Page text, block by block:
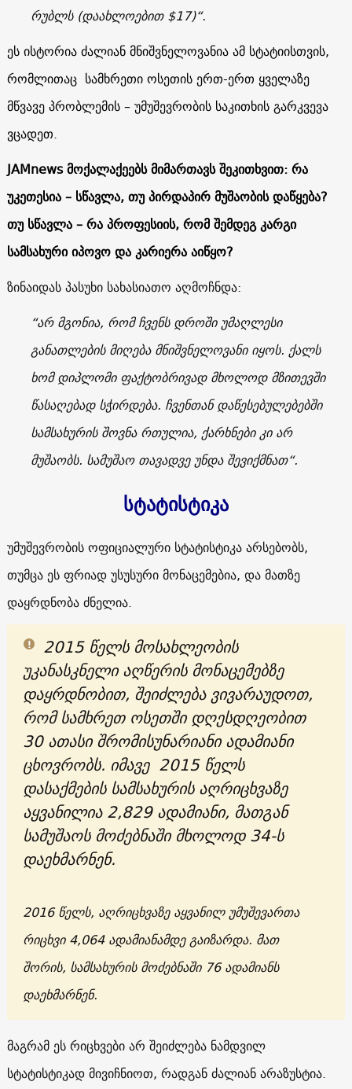
რუბლს (დაახლოებით $17)“.
ეს ისტორია ძალიან მნიშვნელოვანია ამ სტატიისთვის,
რომლითაც სამხრეთი ოსეთის ერთ-ერთ ყველაზე
მწვავე პრობლემის – უმუშევრობის საკითხის გარკვევა
ვცადეთ.
JAMnews მოქალაქეებს მიმართავს შეკითხვით: რა
უკეთესია – სწავლა, თუ პირდაპირ მუშაობის დაწყება?
თუ სწავლა – რა პროფესიის, რომ შემდეგ კარგი
სამსახური იპოვო და კარიერა აიწყო?
ზინაიდას პასუხი სახასიათო აღმოჩნდა:
“არ მგონია, რომ ჩვენს დროში უმაღლესი
განათლების მიღება მნიშვნელოვანი იყოს. ქალს
ხომ დიპლომი ფაქტობრივად მხოლოდ მზითევში
წასაღებად სჭირდება. ჩვენთან დაწესებულებებში
სამსახურის შოვნა რთულია, ქარხნები კი არ
მუშაობს. სამუშაო თავადვე უნდა შევიქმნათ“.
სტატისტიკა
უმუშევრობის ოფიციალური სტატისტიკა არსებობს,
თუმცა ეს ფრიად უსუსური მონაცემებია, და მათზე
დაყრდნობა ძნელია.
2015 წელს მოსახლეობის
უკანასკნელი აღწერის მონაცემებზე
დაყრდნობით, შეიძლება ვივარაუდოთ,
რომ სამხრეთ ოსეთში დღესდღეობით
30 ათასი შრომისუნარიანი ადამიანი
ცხოვრობს. იმავე 2015 წელს
დასაქმების სამსახურის აღრიცხვაზე
აყვანილია 2,829 ადამიანი, მათგან
სამუშაოს მოძებნაში მხოლოდ 34-ს
დაეხმარნენ.
2016წელს, აღრიცხვაზე აყვანილ უმუშევართა
რიცხვი4,064ადამიანამდე გაიზარდა. მათ
შორის, სამსახურის მოძებნაში 76 ადამიანს
დაეხმარნენ.
მაგრამ ეს რიცხვები არ შეიძლება ნამდვილ
სტატისტიკად მივიჩნიოთ, რადგან ძალიან არაზუსტია.